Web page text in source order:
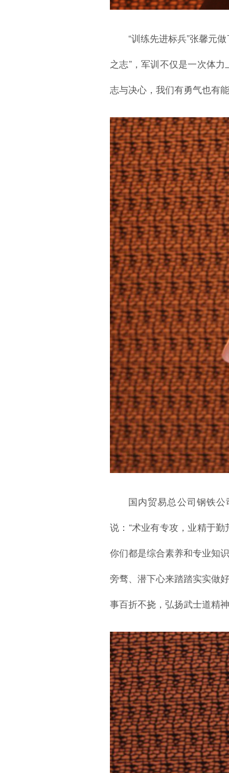
“训练先进标兵”张馨元
之志”，军训不仅是一次体
志与决心，我们有勇气也有
国内贸易总公司钢铁
说：“术业有专攻，业精于
你们都是综合素养和专业知
旁骛、潜下心来踏踏实实做
事百折不挠，弘扬武士道精